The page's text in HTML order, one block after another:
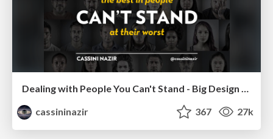
Dealing with People You Can't Stand - Big Design 2015
cassininazir
367 27k